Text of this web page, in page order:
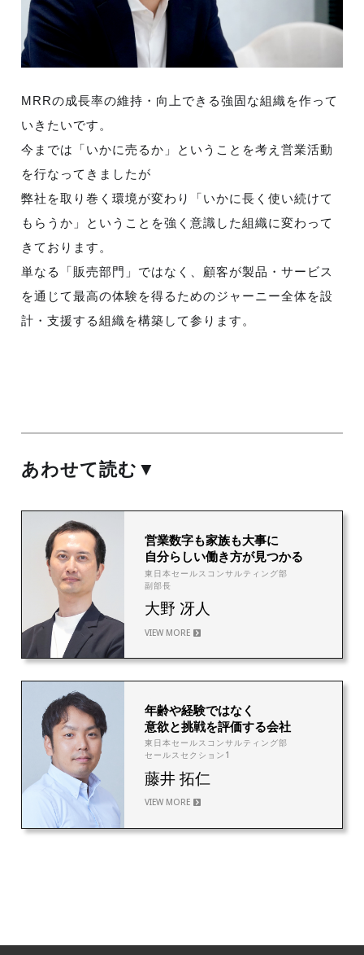
MRRの成長率の維持・向上できる強固な組織を作って
いきたいです。
今までは「いかに売るか」ということを考え営業活動
を行なってきましたが
弊社を取り巻く環境が変わり「いかに長く使い続けて
もらうか」ということを強く意識した組織に変わって
きております。
単なる「販売部門」ではなく、顧客が製品・サービス
を通じて最高の体験を得るためのジャーニー全体を設
計・支援する組織を構築して参ります。
あわせて読む▼
営業数字も家族も大事に
自分らしい働き方が見つかる
東日本セールスコンサルティング部
副部長
大野 冴人
VIEW MORE
年齢や経験ではなく
意欲と挑戦を評価する会社
東日本セールスコンサルティング部
セールスセクション1
藤井 拓仁
VIEW MORE